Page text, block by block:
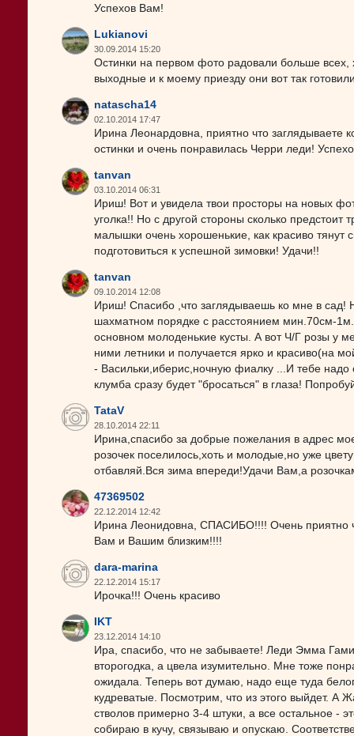
Успехов Вам!
Lukianovi
30.09.2014 15:20
Остинки на первом фото радовали больше всех,
выходные и к моему приезду они вот так
natascha14
02.10.2014 17:47
Ирина Леонардовна, приятно что
остинки и очень понравилась Черри леди!
tanvan
03.10.2014 06:31
Ириш! Вот и увидела твои просторы на новых
уголка!! Но с другой стороны сколько
малышки очень хорошенькие, как красиво
подготовиться к успешной зимовки! Удачи!!
tanvan
09.10.2014 12:08
Ириш! Спасибо ,что заглядываешь ко мне в сад!
шахматном порядке с расстоянием мин.70см-
основном молоденькие кусты. А вот Ч/Г розы у
ними летники и получается ярко и красиво(на
- Васильки,иберис,ночную фиалку ...И тебе надо
клумба сразу будет "бросаться" в глаза!
TataV
28.10.2014 22:11
Ирина,спасибо за добрые пожелания в адрес
розочек поселилось,хоть и молодые,но уже
отбавляй.Вся зима впереди!Удачи Вам,а
47369502
22.12.2014 12:42
Ирина Леонидовна, СПАСИБО!!!! Очень приятно
Вам и Вашим близким!!!!
dara-marina
22.12.2014 15:17
Ирочка!!! Очень красиво
IKT
23.12.2014 14:10
Ира, спасибо, что не забываете! Леди Эмма
второгодка, а цвела изумительно. Мне тоже
ожидала. Теперь вот думаю, надо еще туда
кудреватые. Посмотрим, что из этого выйдет. А
стволов примерно 3-4 штуки, а все остальное -
собираю в кучу, связываю и опускаю.